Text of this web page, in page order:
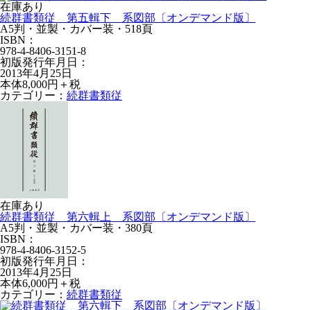
在庫あり
続群書類従 第五輯下 系図部〔オンデマンド版〕
A5判・並製・カバー装・518頁
ISBN：
978-4-8406-3151-8
初版発行年月日：
2013年4月25日
本体8,000円＋税
カテゴリー： 続群書類従
在庫あり
続群書類従 第六輯上 系図部〔オンデマンド版〕
A5判・並製・カバー装・380頁
ISBN：
978-4-8406-3152-5
初版発行年月日：
2013年4月25日
本体6,000円＋税
カテゴリー： 続群書類従